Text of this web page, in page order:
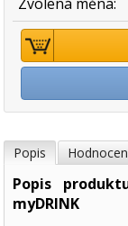
Popis
Popis
myDRINK